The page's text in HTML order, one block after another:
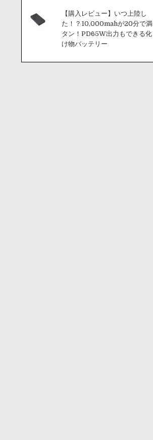
【購入レビュー】いつ上陸し
た！？10,000mahが20分で満
タン！PD65W出力もできる化
け物バッテリー